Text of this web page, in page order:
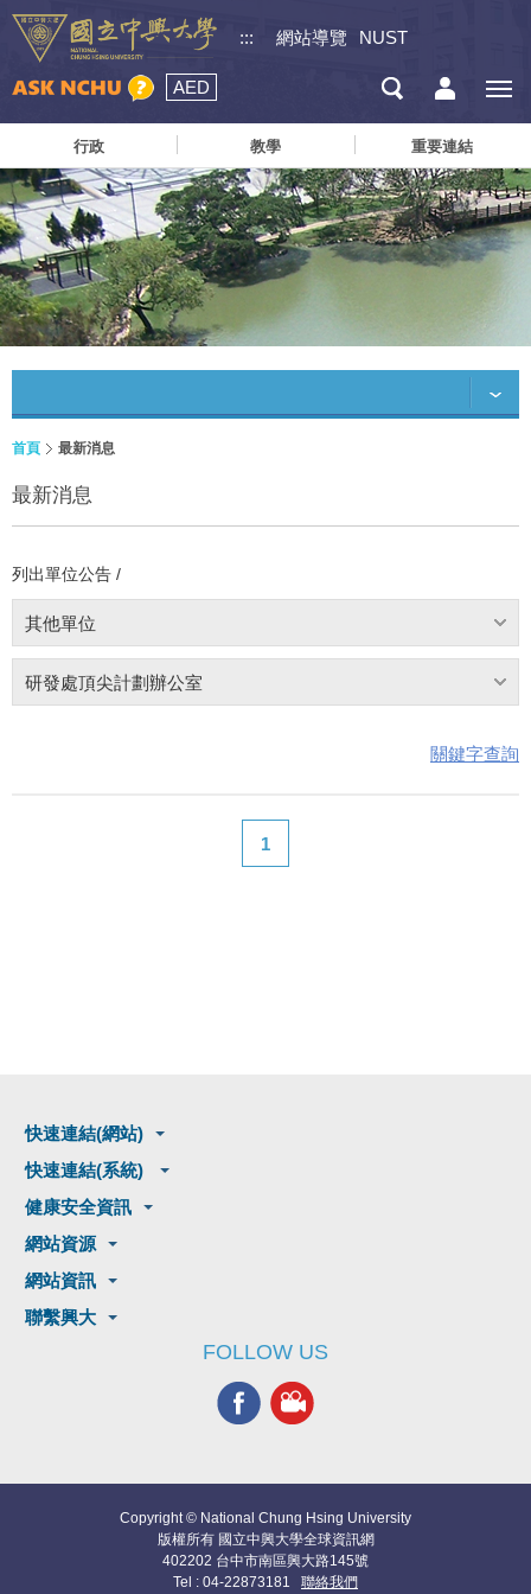
::: 網站導覽 NUST
AED
行政 教學 重要連結
首頁 最新消息
最新消息
列出單位公告 /
其他單位
研發處頂尖計劃辦公室
關鍵字查詢
1
快速連結(網站)
快速連結(系統)
健康安全資訊
網站資源
網站資訊
聯繫興大
FOLLOW US
Copyright © National Chung Hsing University
版權所有 國立中興大學全球資訊網
402202 台中市南區興大路145號
Tel : 04-22873181 聯絡我們